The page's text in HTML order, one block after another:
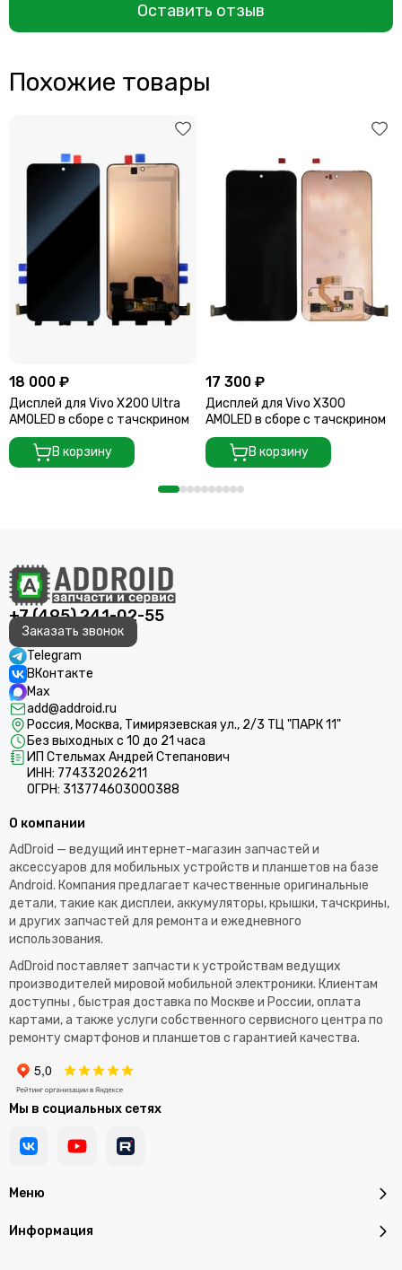
Оставить отзыв
Похожие товары
18 000 ₽
Дисплей для Vivo X200 Ultra
AMOLED в сборе с тачскрином
В корзину
17 300 ₽
Дисплей для Vivo X300
AMOLED в сборе с тачскрином
В корзину
+7 (495) 241-02-55
Заказать звонок
Telegram
ВКонтакте
Max
add@addroid.ru
Россия, Москва, Тимирязевская ул., 2/3 ТЦ "ПАРК 11"
Без выходных с 10 до 21 часа
ИП Стельмах Андрей Степанович
ИНН: 774332026211
ОГРН: 313774603000388
Меню
Информация
О компании
AdDroid — ведущий интернет-магазин запчастей и
аксессуаров для мобильных устройств и планшетов на базе
Android. Компания предлагает качественные оригинальные
детали, такие как дисплеи, аккумуляторы, крышки, тачскрины,
и других запчастей для ремонта и ежедневного
использования.​
AdDroid поставляет запчасти к устройствам ведущих
производителей мировой мобильной электроники. Клиентам
доступны , быстрая доставка по Москве и России, оплата
картами, а также услуги собственного сервисного центра по
ремонту смартфонов и планшетов с гарантией качества.
Мы в социальных сетях